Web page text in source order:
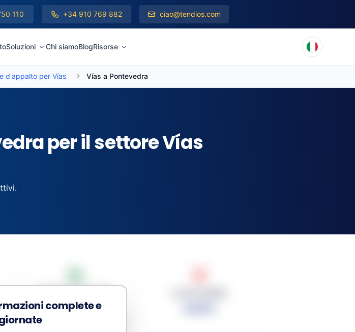
110 +34 910 769 882 ciao@tendios.com
Soluzioni Chi siamoBlogRisorse
d'appalto per Vías Vías a Pontevedra
per il settore Vías
esclusa)
7,168,881.438 €
complete e